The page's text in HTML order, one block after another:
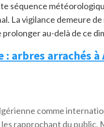
séquence
La vigilance demeure de
au-delà de ce
: arbres arrachés
comme
rapprochant du